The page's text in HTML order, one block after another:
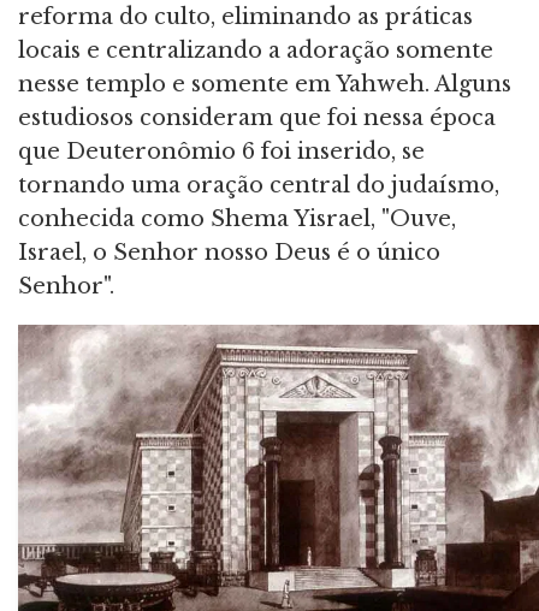
reforma do culto, eliminando as práticas
locais e centralizando a adoração somente
nesse templo e somente em Yahweh. Alguns
estudiosos consideram que foi nessa época
que Deuteronômio 6 foi inserido, se
tornando uma oração central do judaísmo,
conhecida como Shema Yisrael, "Ouve,
Israel, o Senhor nosso Deus é o único
Senhor".